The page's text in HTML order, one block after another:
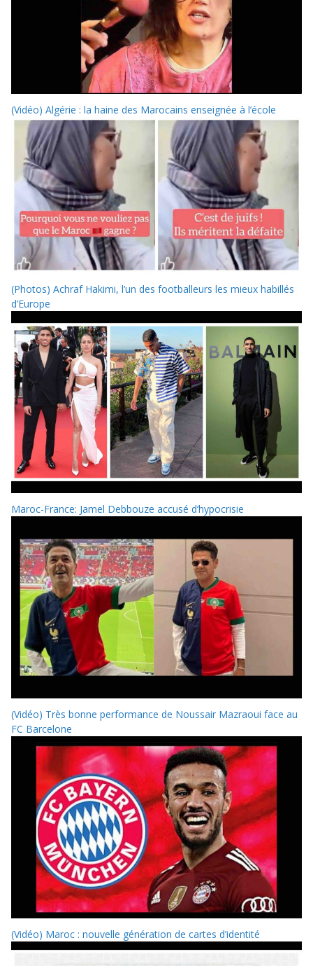
(Vidéo) Algérie : la haine des Marocains enseignée à l’école
(Photos) Achraf Hakimi, l’un des footballeurs les mieux habillés
d’Europe
Maroc-France: Jamel Debbouze accusé d’hypocrisie
(Vidéo) Très bonne performance de Noussair Mazraoui face au
FC Barcelone
(Vidéo) Maroc : nouvelle génération de cartes d’identité